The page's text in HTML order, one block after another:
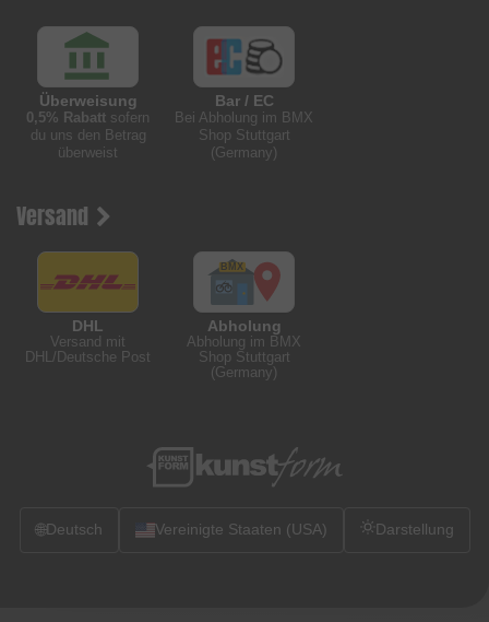
Überweisung
0,5% Rabatt sofern
du uns den Betrag
überweist
Bar / EC
Bei Abholung im BMX
Shop Stuttgart
(Germany)
Versand
DHL
Versand mit
DHL/Deutsche Post
Abholung
Abholung im BMX
Shop Stuttgart
(Germany)
🌐Deutsch Vereinigte Staaten (USA) Darstellung